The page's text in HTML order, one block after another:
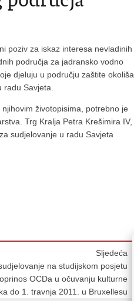
poziv za iskaz interesa nevladinih
područja za jadransko vodno
djeluju u području zaštite okoliša
Savjeta.
životopisima, potrebno je
Trg Kralja Petra Krešimira IV,
sudjelovanje u radu Savjeta
Sljedeća
na studijskom posjetu
OCDa u očuvanju kulturne
do 1. travnja 2011. u Bruxellesu